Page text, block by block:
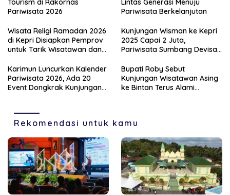
Tourism di Rakornas
Pariwisata 2026
Lintas Generasi Menuju
Pariwisata Berkelanjutan
Wisata Religi Ramadan 2026
di Kepri Disiapkan Pemprov
untuk Tarik Wisatawan dan
Kunjungan Wisman ke Kepri
2025 Capai 2 Juta,
Pariwisata Sumbang Devisa
Karimun Luncurkan Kalender
Pariwisata 2026, Ada 20
Event Dongkrak Kunjungan
Bupati Roby Sebut
Kunjungan Wisatawan Asing
ke Bintan Terus Alami
Rekomendasi untuk kamu